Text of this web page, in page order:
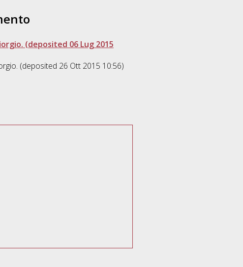
(deposited 06 Lug 2015
(deposited 26 Ott 2015 10:56)